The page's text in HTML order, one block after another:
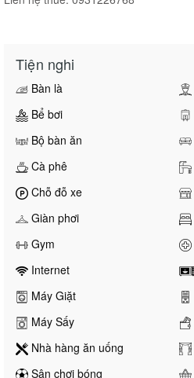
Tiện nghi
Bàn là
Bể bơi
Bộ bàn ăn
Cà phê
Chỗ đỗ xe
Giàn phơi
Gym
Internet
Máy Giặt
Máy Sấy
Nhà hàng ăn uống
Sân chơi bóng